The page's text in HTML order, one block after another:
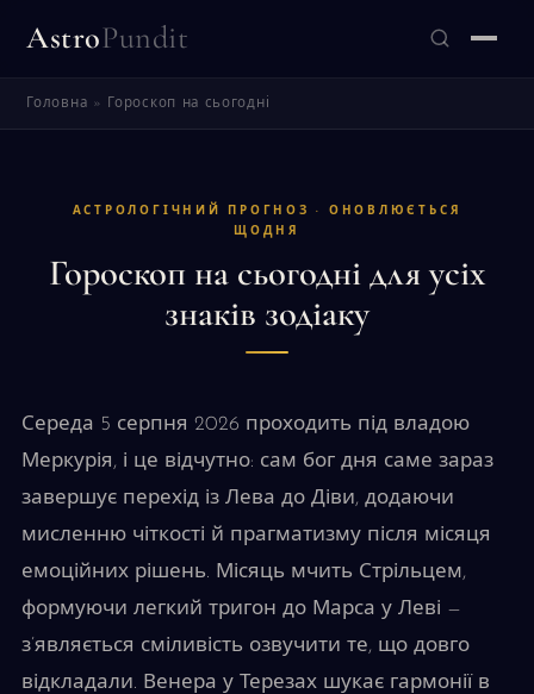
AstroPundit
Головна » Гороскоп на сьогодні
АСТРОЛОГІЧНИЙ ПРОГНОЗ · ОНОВЛЮЄТЬСЯ
ЩОДНЯ
Гороскоп на сьогодні для усіх
знаків зодіаку
Середа 5 серпня 2026 проходить під владою
Меркурія, і це відчутно: сам бог дня саме зараз
завершує перехід із Лева до Діви, додаючи
мисленню чіткості й прагматизму після місяця
емоційних рішень. Місяць мчить Стрільцем,
формуючи легкий тригон до Марса у Леві —
з’являється сміливість озвучити те, що довго
відкладали. Венера у Терезах шукає гармонії в